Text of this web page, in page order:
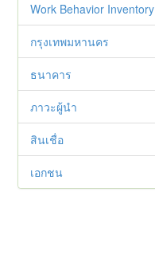
Work Behavior Inventory
กรุงเทพมหานคร
ธนาคาร
ภาวะผู้นำ
สินเชื่อ
เอกชน